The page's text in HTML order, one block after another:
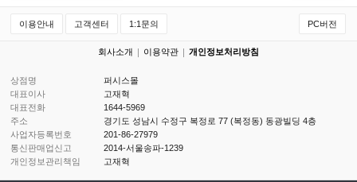
이용안내 고객센터 1:1문의 PC버전
회사소개 이용약관 개인정보처리방침
상점명
퍼시스몰
대표이사
고재혁
대표전화
1644-5969
주소
경기도 성남시 수정구 복정로 77 (복정동) 동광빌딩 4층
사업자등록번호
201-86-27979
통신판매업신고
2014-서울송파-1239
개인정보관리책임
고재혁